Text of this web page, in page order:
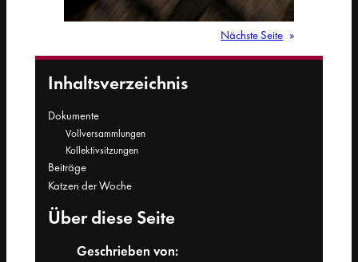
Nächste Seite »
Inhaltsverzeichnis
Dokumente
Vollversammlungen
Kollektivsitzungen
Beiträge
Katzen der Woche
Über diese Seite
Geschrieben von: